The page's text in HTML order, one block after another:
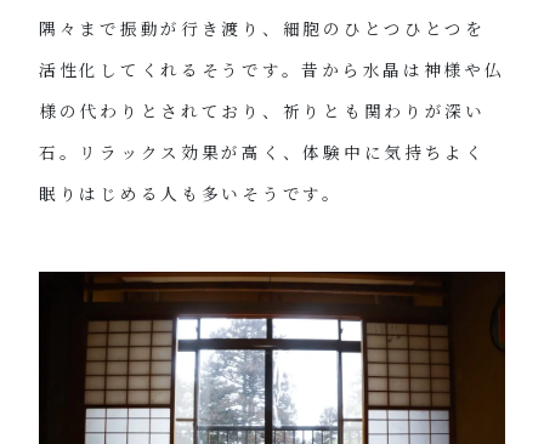
隅々まで振動が行き渡り、細胞のひとつひとつを
活性化してくれるそうです。昔から水晶は神様や仏
様の代わりとされており、祈りとも関わりが深い
石。リラックス効果が高く、体験中に気持ちよく
眠りはじめる人も多いそうです。